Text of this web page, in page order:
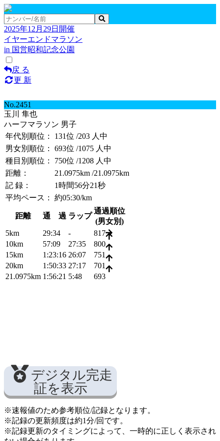
2025年12月29日開催
イヤーエンドマラソン
in 国営昭和記念公園
戻 る
更 新
No.2451
玉川 隼也
ハーフマラソン 男子
年代別順位：
131位 /203 人中
男女別順位：
693位 /1075 人中
種目別順位：
750位 /1208 人中
距離：
21.0975km /21.0975km
記 録：
1時間56分21秒
平均ペース：
約05:30/km
距離 通 過 ラップ
通過順位
(男女別)
5km
29:34 -
817
10km
57:09 27:35
800
15km
1:23:16 26:07
751
20km
1:50:33 27:17
701
21.0975km 1:56:21 5:48 693
デジタル完走
証を表示
※速報値のため参考順位/記録となります。
※記録の更新頻度は約1分/回です。
※記録更新のタイミングによって、一時的に正しく表示され